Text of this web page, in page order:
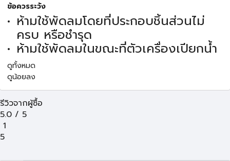
ข้อควรระวัง
ห้ามใช้พัดลมโดยที่ประกอบชิ้นส่วนไม่
ครบ หรือชำรุด
ห้ามใช้พัดลมในขณะที่ตัวเครื่องเปียกน้ำ
ดูทั้งหมด
ดูน้อยลง
รีวิวจากผู้ซื้อ
5.0 / 5
1
5